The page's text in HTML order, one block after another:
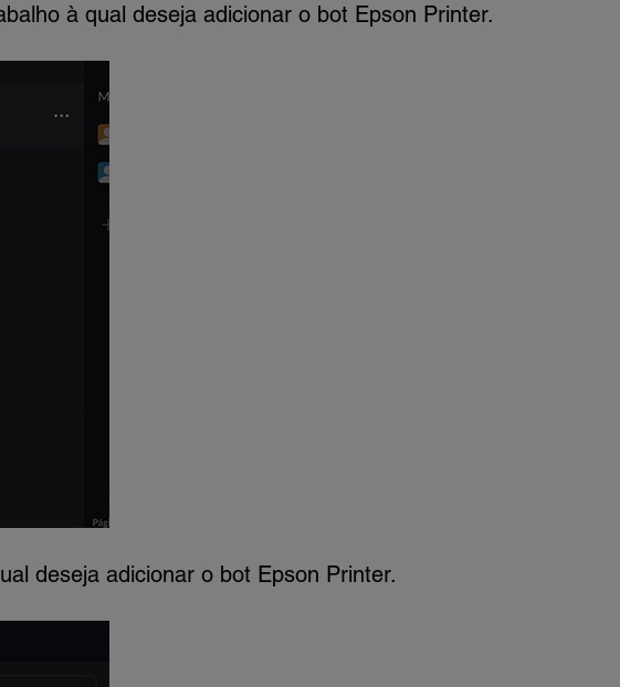
à qual deseja adicionar o bot Epson Printer.
deseja adicionar o bot Epson Printer.